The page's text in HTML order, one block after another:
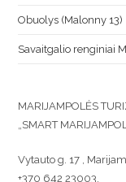
Obuolys (Malonny 13)
Savaitgalio renginiai
MARIJAMPOLĖS
„SMART
Vytauto g. 17 ,
+370 642 23003,